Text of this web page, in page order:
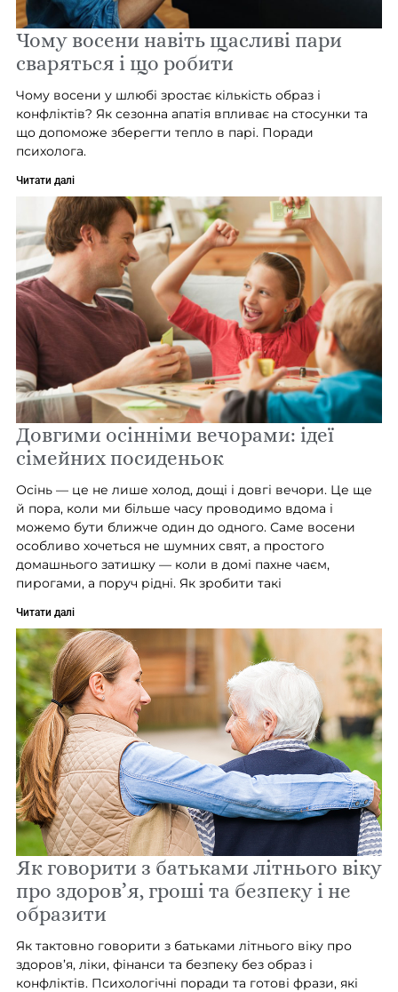
Чому восени навіть щасливі пари
сваряться і що робити
Чому восени у шлюбі зростає кількість образ і
конфліктів? Як сезонна апатія впливає на стосунки та
що допоможе зберегти тепло в парі. Поради
психолога.
Читати далі
Довгими осінніми вечорами: ідеї
сімейних посиденьок
Осінь — це не лише холод, дощі і довгі вечори. Це ще
й пора, коли ми більше часу проводимо вдома і
можемо бути ближче один до одного. Саме восени
особливо хочеться не шумних свят, а простого
домашнього затишку — коли в домі пахне чаєм,
пирогами, а поруч рідні. Як зробити такі
Читати далі
Як говорити з батьками літнього віку
про здоров’я, гроші та безпеку і не
образити
Як тактовно говорити з батьками літнього віку про
здоров’я, ліки, фінанси та безпеку без образ і
конфліктів. Психологічні поради та готові фрази, які